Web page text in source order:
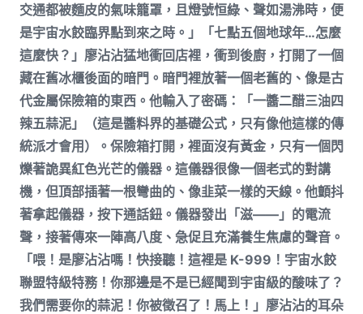
交通都被麵皮的氣味籠罩，且燈號恒綠、聲如湯沸時，便
是宇宙水餃臨界點到來之時。」「七點五個地球年…怎麼
這麼快？」廖沾沾猛地衝回店裡，衝到後廚，打開了一個
藏在舊冰櫃後面的暗門。暗門裡放著一個老舊的、像是古
代金屬保險箱的東西。他輸入了密碼：「一醬二醋三油四
辣五蒜泥」（這是醬料界的基礎公式，只有像他這樣的傳
統派才會用）。保險箱打開，裡面沒有黃金，只有一個閃
爍著詭異紅色光芒的儀器。這儀器很像一個老式的對講
機，但頂部插著一根彎曲的、像韭菜一樣的天線。他顫抖
著拿起儀器，按下通話鈕。儀器發出「滋——」的電流
聲，接著傳來一陣高八度、急促且充滿養生焦慮的聲音。
「喂！是廖沾沾嗎！快接聽！這裡是 K-999！宇宙水餃
聯盟特級特務！你那邊是不是已經聞到宇宙級的酸味了？
我們需要你的蒜泥！你被徵召了！馬上！」廖沾沾的耳朵